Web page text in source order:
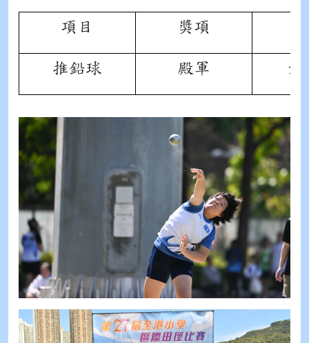
項目 獎項
推鉛球 殿軍 六